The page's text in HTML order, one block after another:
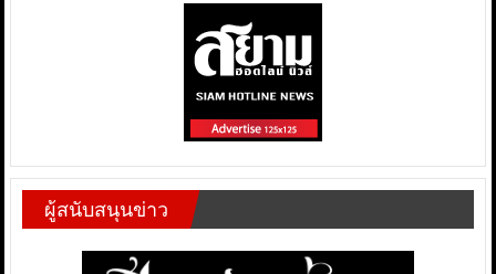
ผู้สนับสนุนข่าว